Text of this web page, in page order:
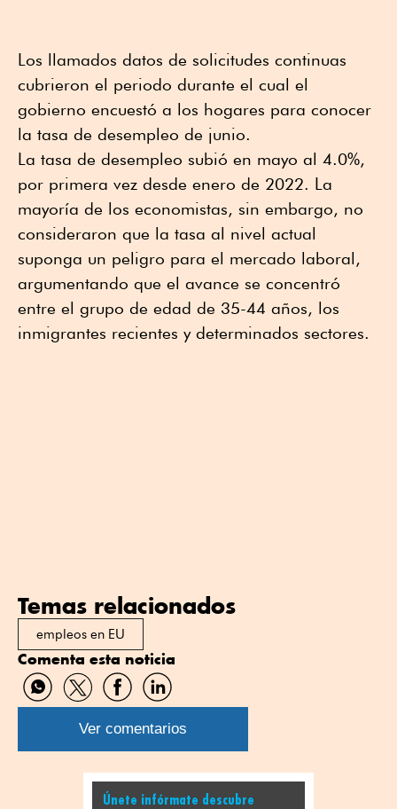
Los llamados datos de solicitudes continuas
cubrieron el periodo durante el cual el
gobierno encuestó a los hogares para conocer
la tasa de desempleo de junio.
La tasa de desempleo subió en mayo al 4.0%,
por primera vez desde enero de 2022. La
mayoría de los economistas, sin embargo, no
consideraron que la tasa al nivel actual
suponga un peligro para el mercado laboral,
argumentando que el avance se concentró
entre el grupo de edad de 35-44 años, los
inmigrantes recientes y determinados sectores.
Temas relacionados
empleos en EU
Comenta esta noticia
Compartir
por
WhatsApp
Compartir
por
Twitter
Compartir
por
Facebook
Compartir
por
Linkedin
Ver comentarios
Únete infórmate descubre